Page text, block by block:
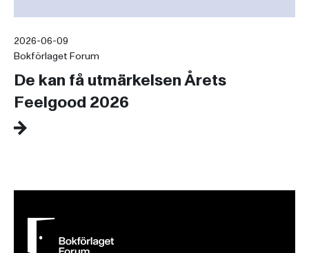
2026-06-09
Bokförlaget Forum
De kan få utmärkelsen Årets
Feelgood 2026